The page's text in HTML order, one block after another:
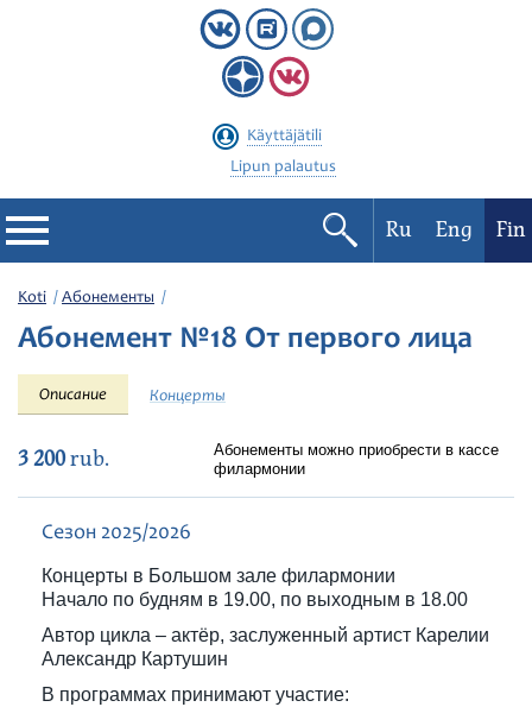
Käyttäjätili
Lipun palautus
Filharmonia
Festivaalit
Ru Eng Fin
Koti Абонементы
Абонемент №18 От первого лица
Описание Концерты
3 200rub.
Абонементы можно приобрести в кассе
филармонии
Сезон 2025/2026
Концерты в Большом зале филармонии
Начало по будням в 19.00, по выходным в 18.00
Автор цикла – актёр, заслуженный артист Карелии
Александр Картушин
В программах принимают участие: